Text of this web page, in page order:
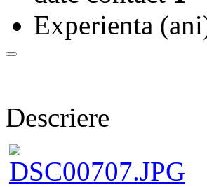
Experienta
Descriere